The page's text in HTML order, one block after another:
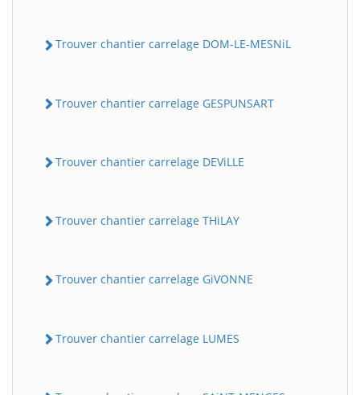
Trouver chantier carrelage DOM-LE-MESNiL
Trouver chantier carrelage GESPUNSART
Trouver chantier carrelage DEViLLE
Trouver chantier carrelage THiLAY
Trouver chantier carrelage GiVONNE
Trouver chantier carrelage LUMES